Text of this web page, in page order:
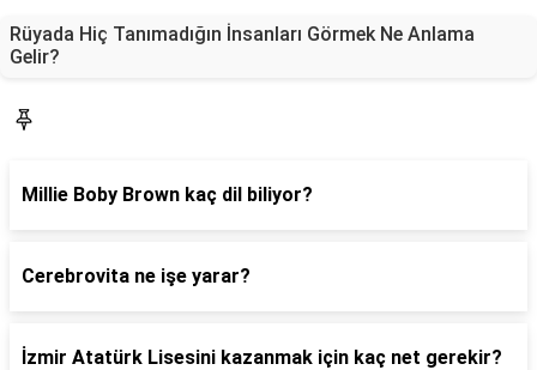
Rüyada Hiç Tanımadığın İnsanları Görmek Ne Anlama
Gelir?
Millie Boby Brown kaç dil biliyor?
Cerebrovita ne işe yarar?
İzmir Atatürk Lisesini kazanmak için kaç net gerekir?